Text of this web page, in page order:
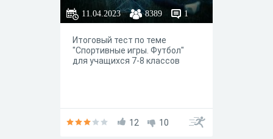
11.04.2023 8389 1
Итоговый тест по теме
"Спортивные игры. Футбол"
для учащихся 7-8 классов
12 10